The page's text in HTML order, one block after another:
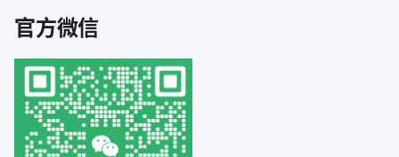
官方微信